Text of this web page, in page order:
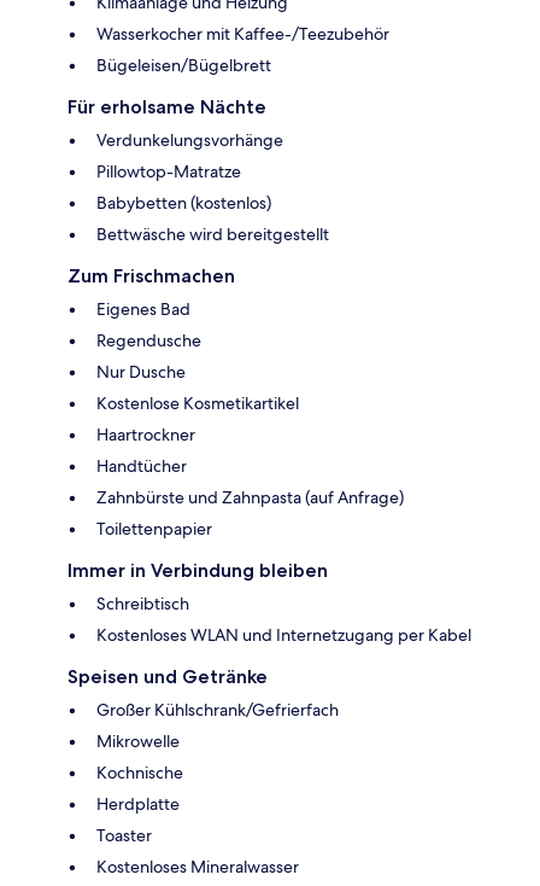
Wasserkocher mit Kaffee-/Teezubehör
Bügeleisen/Bügelbrett
Für erholsame Nächte
Verdunkelungsvorhänge
Pillowtop-Matratze
Babybetten (kostenlos)
Bettwäsche wird bereitgestellt
Zum Frischmachen
Eigenes Bad
Regendusche
Nur Dusche
Kostenlose Kosmetikartikel
Haartrockner
Handtücher
Zahnbürste und Zahnpasta (auf Anfrage)
Toilettenpapier
Immer in Verbindung bleiben
Schreibtisch
Kostenloses WLAN und Internetzugang per Kabel
Speisen und Getränke
Großer Kühlschrank/Gefrierfach
Mikrowelle
Kochnische
Herdplatte
Toaster
Kostenloses Mineralwasser